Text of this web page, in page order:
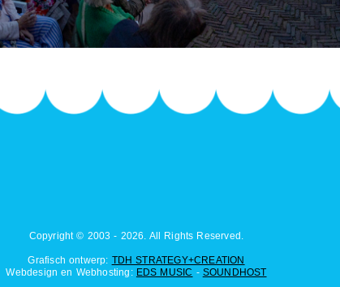
Copyright © 2003 - 2026. All Rights Reserved.
Grafisch ontwerp: TDH STRATEGY+CREATION
Webdesign en Webhosting: EDS MUSIC - SOUNDHOST